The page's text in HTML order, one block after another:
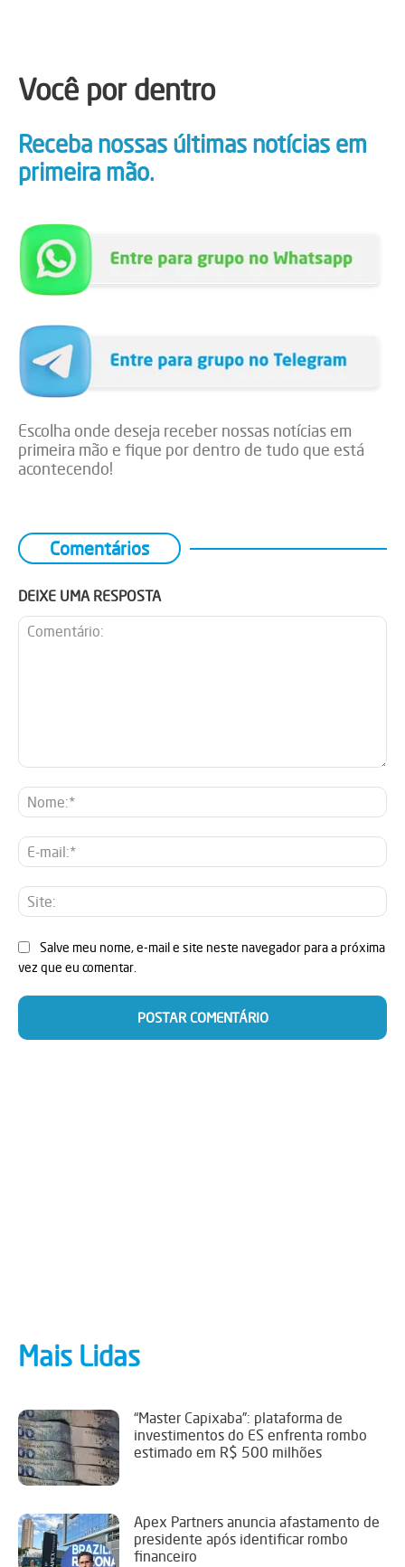
Você por dentro
Receba nossas últimas notícias em
primeira mão.
Escolha onde deseja receber nossas notícias em
primeira mão e fique por dentro de tudo que está
acontecendo!
Comentários
DEIXE UMA RESPOSTA
E-
Salve meu nome, e-mail e site neste navegador para a próxima
vez que eu comentar.
Mais Lidas
“Master Capixaba”: plataforma de
investimentos do ES enfrenta rombo
estimado em R$ 500 milhões
Apex Partners anuncia afastamento de
presidente após identificar rombo
financeiro